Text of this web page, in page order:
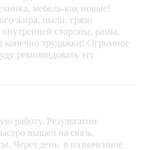
мебель-как новые!
жира, пыли, грязи
стороны, рамы,
трудяжки! Огромное
рекомендовать эту
работу. Результатом
вышел на связь,
Через день, в назначенное